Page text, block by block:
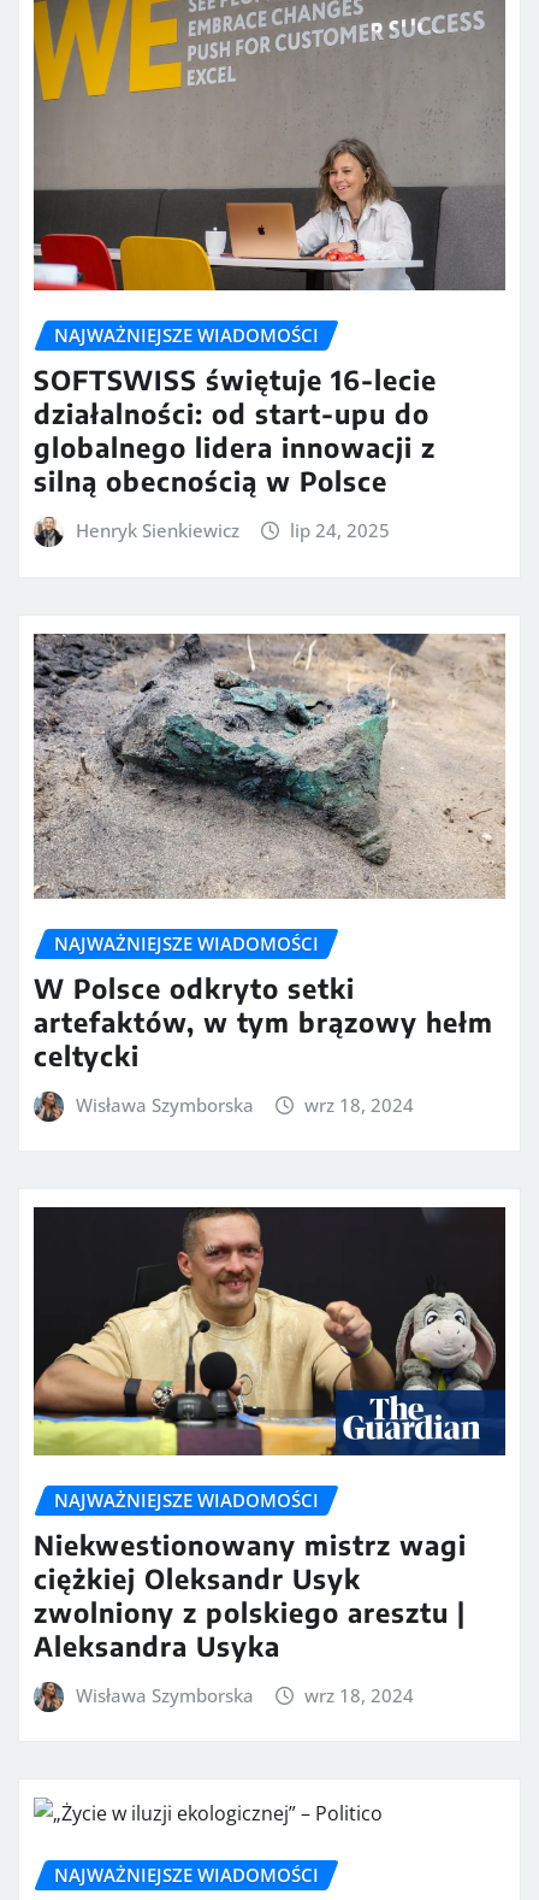
NAJWAŻNIEJSZE WIADOMOŚCI
SOFTSWISS świętuje 16-lecie
działalności: od start-upu do
globalnego lidera innowacji z
silną obecnością w Polsce
Henryk Sienkiewicz lip 24, 2025
NAJWAŻNIEJSZE WIADOMOŚCI
W Polsce odkryto setki
artefaktów, w tym brązowy hełm
celtycki
Wisława Szymborska wrz 18, 2024
NAJWAŻNIEJSZE WIADOMOŚCI
Niekwestionowany mistrz wagi
ciężkiej Oleksandr Usyk
zwolniony z polskiego aresztu |
Aleksandra Usyka
Wisława Szymborska wrz 18, 2024
NAJWAŻNIEJSZE WIADOMOŚCI